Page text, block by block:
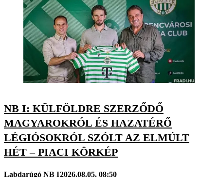
NB I: KÜLFÖLDRE SZERZŐDŐ
MAGYAROKRÓL ÉS HAZATÉRŐ
LÉGIÓSOKRÓL SZÓLT AZ ELMÚLT
HÉT – PIACI KÖRKÉP
Labdarúgó NB I2026.08.05. 08:50